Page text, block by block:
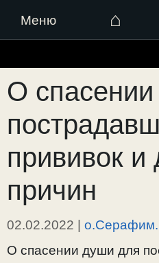
Меню ⌂
к
содержимому
О
прививок и
причин
02.02.2022 | о.Серафим.
О спасении души для